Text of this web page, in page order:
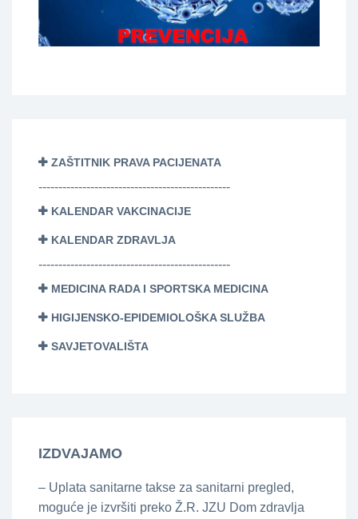
ZAŠTITNIK PRAVA PACIJENATA
------------------------------------------------
KALENDAR VAKCINACIJE
KALENDAR ZDRAVLJA
------------------------------------------------
MEDICINA RADA I SPORTSKA MEDICINA
HIGIJENSKO-EPIDEMIOLOŠKA SLUŽBA
SAVJETOVALIŠTA
IZDVAJAMO
– Uplata sanitarne takse za sanitarni pregled,
moguće je izvršiti preko Ž.R. JZU Dom zdravlja